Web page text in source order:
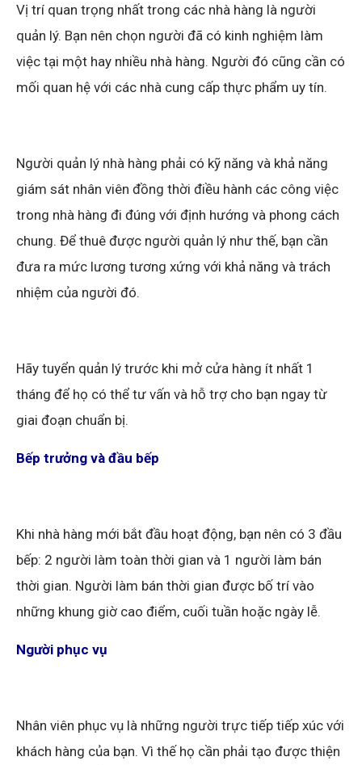
Vị trí quan trọng nhất trong các nhà hàng là người
quản lý. Bạn nên chọn người đã có kinh nghiệm làm
việc tại một hay nhiều nhà hàng. Người đó cũng cần có
mối quan hệ với các nhà cung cấp thực phẩm uy tín.
Người quản lý nhà hàng phải có kỹ năng và khả năng
giám sát nhân viên đồng thời điều hành các công việc
trong nhà hàng đi đúng với định hướng và phong cách
chung. Để thuê được người quản lý như thế, bạn cần
đưa ra mức lương tương xứng với khả năng và trách
nhiệm của người đó.
Hãy tuyển quản lý trước khi mở cửa hàng ít nhất 1
tháng để họ có thể tư vấn và hỗ trợ cho bạn ngay từ
giai đoạn chuẩn bị.
Bếp trưởng và đầu bếp
Khi nhà hàng mới bắt đầu hoạt động, bạn nên có 3 đầu
bếp: 2 người làm toàn thời gian và 1 người làm bán
thời gian. Người làm bán thời gian được bố trí vào
những khung giờ cao điểm, cuối tuần hoặc ngày lễ.
Người phục vụ
Nhân viên phục vụ là những người trực tiếp tiếp xúc với
khách hàng của bạn. Vì thế họ cần phải tạo được thiện